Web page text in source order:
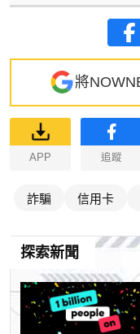
將
APP 追蹤
詐騙 信用卡
探索新聞